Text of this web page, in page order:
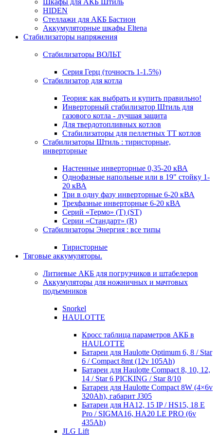
Шкафы для АКБ Штиль
HIDEN
Стеллажи для АКБ Бастион
Аккумуляторные шкафы Eltena
Стабилизаторы напряжения
Стабилизаторы ВОЛЬТ
Серия Герц (точность 1-1.5%)
Стабилизатор для котла
Теория: как выбрать и купить правильно!
Инверторный стабилизатор Штиль для
газового котла - лучшая защита
Для твердотопливных котлов
Стабилизаторы для пеллетных ТТ котлов
Стабилизаторы Штиль : тиристорные,
инверторные
Настенные инверторные 0,35-20 кВА
Однофазные напольные или в 19" стойку 1-
20 кВА
Три в одну фазу инверторные 6-20 кВА
Трехфазные инверторные 6-20 кВА
Серий «Термо» (T) (ST)
Серии «Стандарт» (R)
Стабилизаторы Энергия : все типы
Тиристорные
Тяговые аккумуляторы.
Литиевые АКБ для погрузчиков и штабелеров
Аккумуляторы для ножничных и мачтовых
подъемников
Snorkel
HAULOTTE
Кросc таблица параметров АКБ в
HAULOTTE
Батареи для Haulotte Optimum 6, 8 / Star
6 / Compact 8mt (12v 105Ah)
Батареи для Haulotte Compact 8, 10, 12,
14 / Star 6 PICKING / Star 8/10
Батареи для Haulotte Compact 8W (4×6v
320Ah), габарит J305
Батареи для HA12, 15 IP / HS15, 18 E
Pro / SIGMA16, HA20 LE PRO (6v
435Ah)
JLG Lift